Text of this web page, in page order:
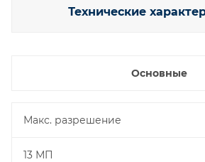
Технические
Основные
Макс. разрешение
13 МП